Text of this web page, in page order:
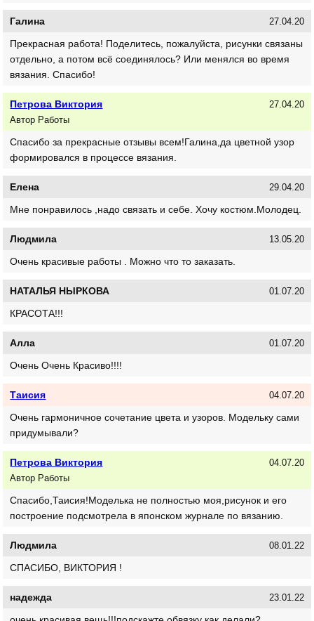
Галина 27.04.20
Прекрасная работа! Поделитесь, пожалуйста, рисунки связаны
отдельно, а потом всё соединялось? Или менялся во время
вязания. Спасибо!
Петрова Виктория
Автор Работы
27.04.20
Спасибо за прекрасные отзывы всем!Галина,да цветной узор
формировался в процессе вязания.
Елена 29.04.20
Мне понравилось ,надо связать и себе. Хочу костюм.Молодец.
Людмила 13.05.20
Очень красивые работы . Можно что то заказать.
НАТАЛЬЯ НЫРКОВА 01.07.20
КРАСОТА!!!
Алла 01.07.20
Очень Очень Красиво!!!!
Таисия 04.07.20
Очень гармоничное сочетание цвета и узоров. Модельку сами
придумывали?
Петрова Виктория
Автор Работы
04.07.20
Спасибо,Таисия!Моделька не полностью моя,рисунок и его
построение подсмотрела в японском журнале по вязанию.
Людмила 08.01.22
СПАСИБО, ВИКТОРИЯ !
надежда 23.01.22